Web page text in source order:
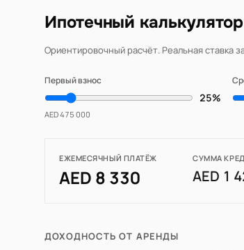
Ипотечный калькулятор
Ориентировочный расчёт. Реальная ставка
Первый взнос
25%
AED 475 000
ЕЖЕМЕСЯЧНЫЙ ПЛАТЁЖ
AED 8 330
СУММА
AED 1
ДОХОДНОСТЬ ОТ АРЕНДЫ